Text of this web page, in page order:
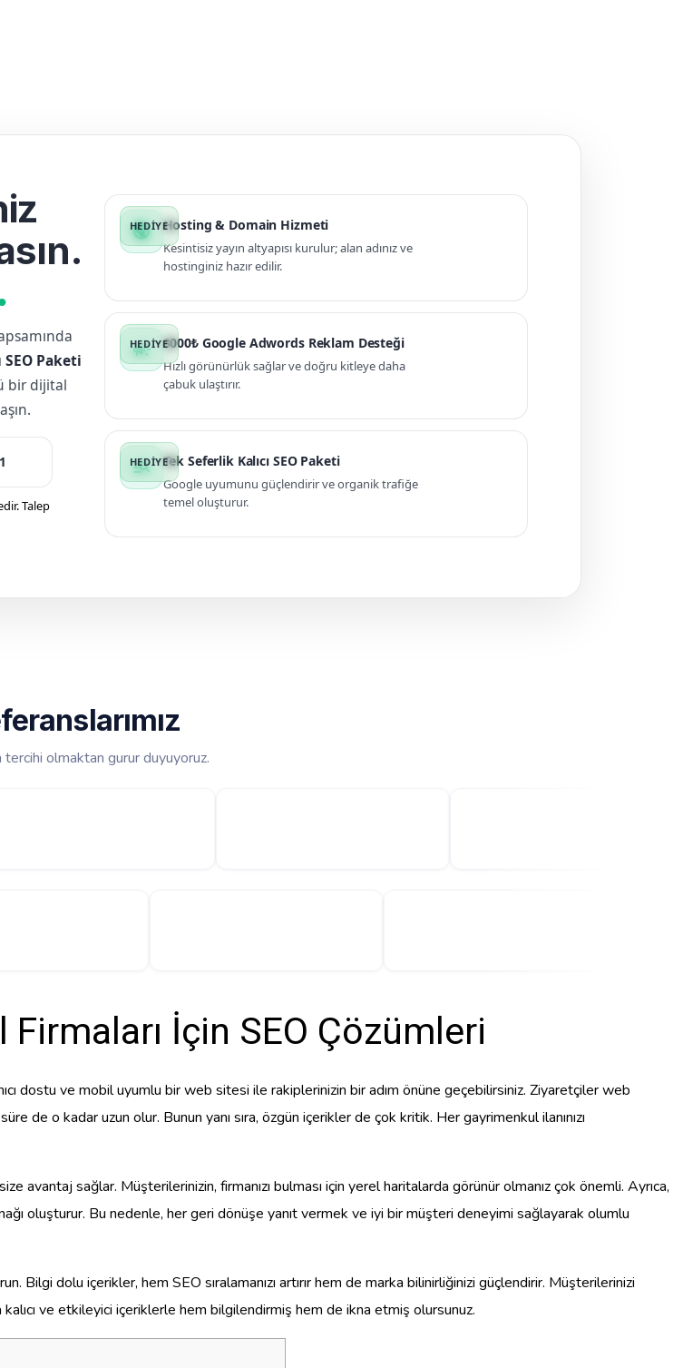
SEO Paketi
bir dijital
Talep
public Hosting & Domain Hizmeti
Kesintisiz yayın altyapısı kurulur; alan adınız ve
hostinginiz hazır edilir.
campaign 3000₺ Google Adwords Reklam Desteği
Hızlı görünürlük sağlar ve doğru kitleye daha
çabuk ulaştırır.
manage_search Tek Seferlik Kalıcı SEO Paketi
Google uyumunu güçlendirir ve organik trafiğe
temel oluşturur.
tercihi olmaktan gurur duyuyoruz.
İçin SEO Çözümleri
dostu ve mobil uyumlu bir web sitesi ile rakiplerinizin bir adım önüne geçebilirsiniz. Ziyaretçiler web
de o kadar uzun olur. Bunun yanı sıra, özgün içerikler de çok kritik. Her gayrimenkul ilanınızı
avantaj sağlar. Müşterilerinizin, firmanızı bulması için yerel haritalarda görünür olmanız çok önemli. Ayrıca,
oluşturur. Bu nedenle, her geri dönüşe yanıt vermek ve iyi bir müşteri deneyimi sağlayarak olumlu
Bilgi dolu içerikler, hem SEO sıralamanızı artırır hem de marka bilinirliğinizi güçlendirir. Müşterilerinizi
ve etkileyici içeriklerle hem bilgilendirmiş hem de ikna etmiş olursunuz.